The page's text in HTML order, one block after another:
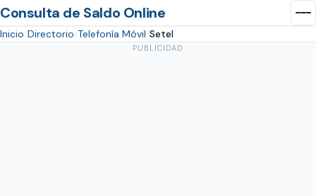
Consulta de Saldo Online
Inicio Directorio Telefonía Móvil Setel
PUBLICIDAD